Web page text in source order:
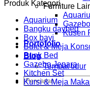
Furniture
Kusen
Portofolio
Blog
Tempat tidur
Pencarian
Produk Kategori
Aquarium
Bangku daybed
Box bayi
Bufet & Meja
Bunk Bed
Gazebo Jepara
Kitchen Set
Kursi & Meja